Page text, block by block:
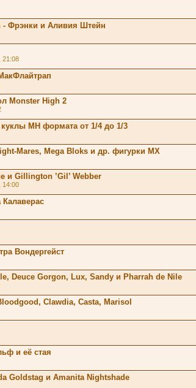
- Фрэнки и Аливия Штейн
21:08
Monster High 2
МН формата от 1/4 до 1/3
Mares, Mega Bloks и др. фигурки МХ
и Gillington ’Gil’ Webber
14:00
Калаверас
Вондергейст
Deuce Gorgon, Lux, Sandy и Pharrah de Nile
Clawdia, Casta, Marisol
и её стая
Goldstag и Amanita Nightshade